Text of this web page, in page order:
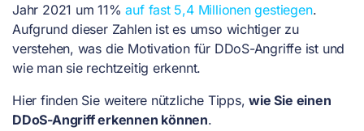
Jahr 2021 um 11%auf fast 5,4 Millionen gestiegen.
Aufgrund dieser Zahlen ist es umso wichtiger zu
verstehen, was die Motivation für DDoS-Angriffe ist und
wie man sie rechtzeitig erkennt.
Hier finden Sie weitere nützliche Tipps,wie Sie einen
DDoS-Angriff erkennen können.